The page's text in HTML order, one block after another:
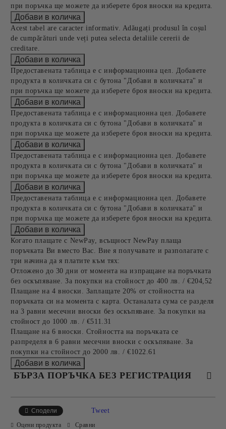
при поръчка ще можете да изберете броя вноски на кредита.
Acest tabel are caracter informativ. Adăugați produsul în coșul
de cumpărături unde veți putea selecta detaliile cererii de
creditare.
Предоставената таблица е с информационна цел. Добавете
продукта в количката си с бутона "Добави в количката" и
при поръчка ще можете да изберете броя вноски на кредита.
Предоставената таблица е с информационна цел. Добавете
продукта в количката си с бутона "Добави в количката" и
при поръчка ще можете да изберете броя вноски на кредита.
Предоставената таблица е с информационна цел. Добавете
продукта в количката си с бутона "Добави в количката" и
при поръчка ще можете да изберете броя вноски на кредита.
Предоставената таблица е с информационна цел. Добавете
продукта в количката си с бутона "Добави в количката" и
при поръчка ще можете да изберете броя вноски на кредита.
Когато плащате с NewPay, всъщност NewPay плаща
поръчката Ви вместо Вас. Вие я получавате и разполагате с
три начина да я платите към тях:
Отложено до 30 дни от момента на изпращане на поръчката
без оскъпяване. За покупки на стойност до 400 лв. / €204,52
Плащане на 4 вноски. Заплащате 20% от стойността на
поръчката си на момента с карта. Останалата сума се разделя
на 3 равни месечни вноски без оскъпяване. За покупки на
стойност до 1000 лв. / €511.31
Плащане на 6 вноски. Стойността на поръчката се
разпределя в 6 равни месечни вноски с оскъпяване. За
покупки на стойност до 2000 лв. / €1022.61
БЪРЗА ПОРЪЧКА БЕЗ РЕГИСТРАЦИЯ
Сподели
Tweet
Оцени продукта Сравни